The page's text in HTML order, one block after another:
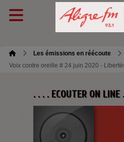
Les émissions en réécoute
Voix contre oreille # 24 juin 2020 -
. . . . ECOUTER ON LINE